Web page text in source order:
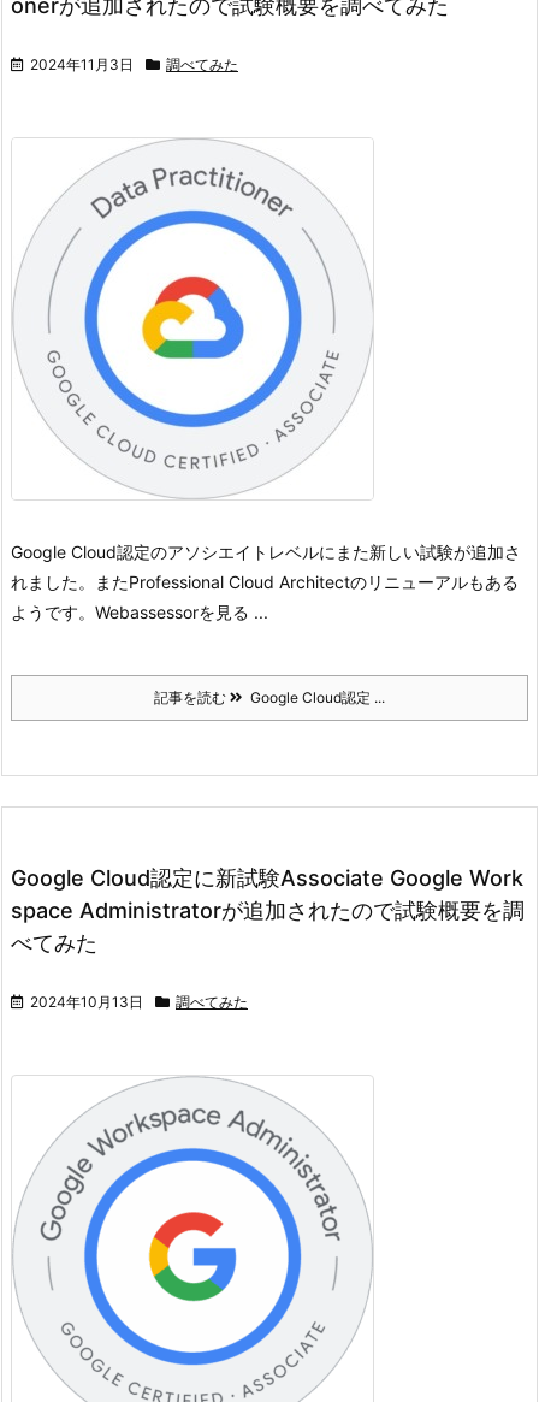
onerが追加されたので試験概要を調べてみた
2024年11月3日 調べてみた
Google Cloud認定のアソシエイトレベルにまた新しい試験が追加さ
れました。
またProfessional Cloud Architectのリニューアルもある
ようです。 Webassessorを見る ...
記事を読む Google Cloud認定 ...
Google Cloud認定に新試験Associate Google Work
space Administratorが追加されたので試験概要を調
べてみた
2024年10月13日 調べてみた